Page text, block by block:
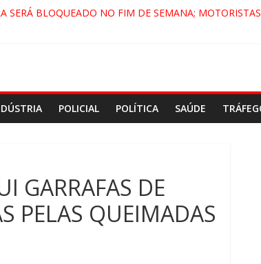
SERÁ BLOQUEADO NO FIM DE SEMANA;
POLICIAL POLÍTICA SAÚDE
GARRAFAS DE
PELAS QUEIMADAS